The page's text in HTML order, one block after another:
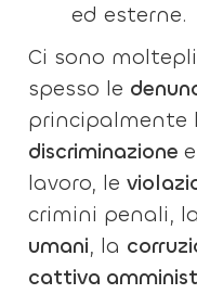
ed esterne.
Ci sono
spesso le
principalmente
discriminazione
lavoro, le
crimini penali, la
umani, la
cattiva